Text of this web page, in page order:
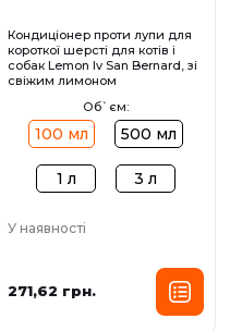
Кондиціонер проти лупи для
короткої шерсті для котів і
собак Lemon Iv San Bernard, зі
свіжим лимоном
Об`єм:
100 мл 500 мл
1 л 3 л
У наявності
271,62 грн.